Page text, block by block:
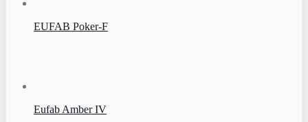
EUFAB Poker-F
Eufab Amber IV